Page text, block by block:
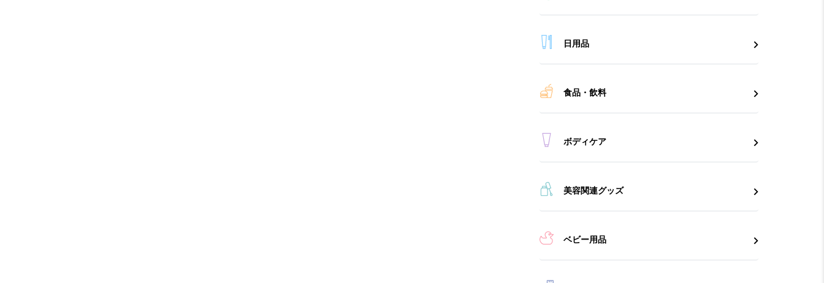
日用品
食品・飲料
ボディケア
美容関連グッズ
ベビー用品